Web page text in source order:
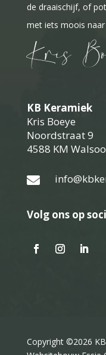
de draaischijf, of
met iets moois naar
Kris
KB Keramiek
Kris Boeye
Noordstraat 9
4588 KM

Volg ons op
Copyright ©2026